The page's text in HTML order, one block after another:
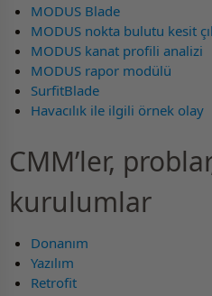
MODUS Blade
MODUS nokta bulutu kesit
MODUS kanat profili analizi
MODUS rapor modülü
SurfitBlade
Havacılık ile ilgili örnek olay
CMM’ler,
kurulumlar
Donanım
Yazılım
Retrofit